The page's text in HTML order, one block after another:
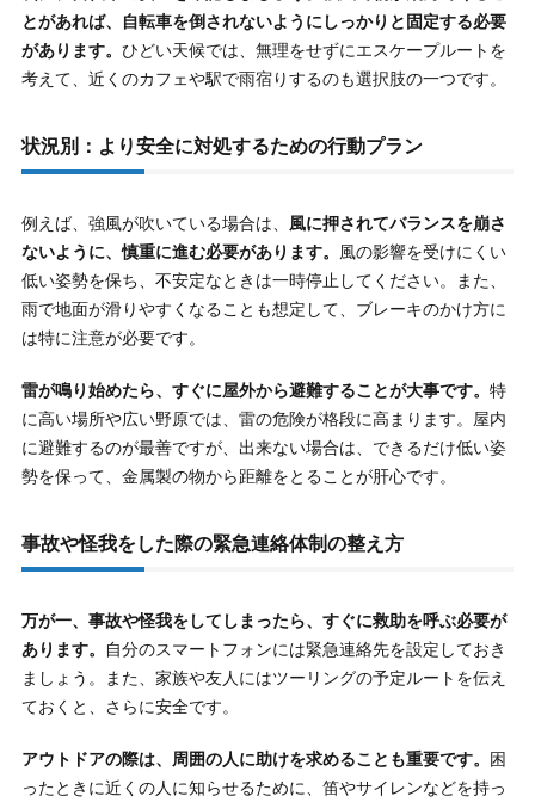
とがあれば、自転車を倒されないようにしっかりと固定する必要
があります。 ひどい天候では、無理をせずにエスケープルートを
考えて、近くのカフェや駅で雨宿りするのも選択肢の一つです。
状況別：より安全に対処するための行動プラン
例えば、強風が吹いている場合は、 風に押されてバランスを崩さ
ないように、慎重に進む必要があります。 風の影響を受けにくい
低い姿勢を保ち、不安定なときは一時停止してください。また、
雨で地面が滑りやすくなることも想定して、ブレーキのかけ方に
は特に注意が必要です。
雷が鳴り始めたら、すぐに屋外から避難することが大事です。 特
に高い場所や広い野原では、雷の危険が格段に高まります。屋内
に避難するのが最善ですが、出来ない場合は、できるだけ低い姿
勢を保って、金属製の物から距離をとることが肝心です。
事故や怪我をした際の緊急連絡体制の整え方
万が一、事故や怪我をしてしまったら、すぐに救助を呼ぶ必要が
あります。
自分のスマートフォンには緊急連絡先を設定しておき
ましょう。また、家族や友人にはツーリングの予定ルートを伝え
ておくと、さらに安全です。
アウトドアの際は、周囲の人に助けを求めることも重要です。
困
ったときに近くの人に知らせるために、笛やサイレンなどを持っ